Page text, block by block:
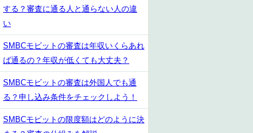
する？審査に通る人と通らない人の違
い
SMBCモビットの審査は年収いくらあれ
ば通るの？年収が低くても大丈夫？
SMBCモビットの審査は外国人でも通
る？申し込み条件をチェックしよう！
SMBCモビットの限度額はどのように決